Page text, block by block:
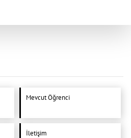
Mevcut Öğrenci
İletişim